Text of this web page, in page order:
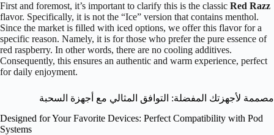
First and foremost, it’s important to clarify this is the classic Red Razz
flavor. Specifically, it is not the “Ice” version that contains menthol.
Since the market is filled with iced options, we offer this flavor for a
specific reason. Namely, it is for those who prefer the pure essence of
red raspberry. In other words, there are no cooling additives.
Consequently, this ensures an authentic and warm experience, perfect
for daily enjoyment.
مصممة لأجهزتك المفضلة: التوافق المثالي مع أجهزة السحبة
Designed for Your Favorite Devices: Perfect Compatibility with Pod
Systems